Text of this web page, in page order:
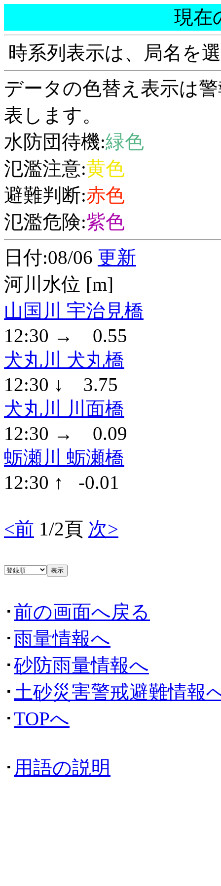
現在
時系列表示は、局名を
データの色替え表示は
表します。
水防団待機:緑色
氾濫注意:黄色
避難判断:赤色
氾濫危険:紫色
日付:08/06 更新
河川水位 [m]
山国川 宇治見橋
12:30 → 0.55
犬丸川 犬丸橋
12:30 ↓ 3.75
犬丸川 川面橋
12:30 → 0.09
蛎瀬川 蛎瀬橋
12:30 ↑ -0.01
<前 1/2頁 次>
･前の画面へ戻る
･雨量情報へ
･砂防雨量情報へ
･ 土砂災害警戒避難情報
･TOPへ
･ 用語の説明